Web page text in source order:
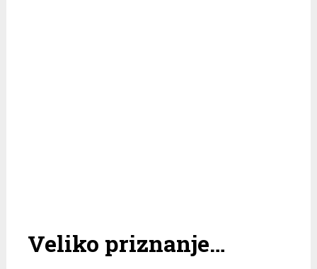
Veliko priznanje…